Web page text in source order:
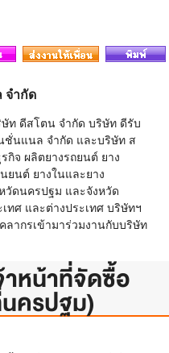
จำกัด
ท ดีสโตน จำกัด บริษัท ดีรับ
ชั่นแนล จำกัด และบริษัท ส
กิจ ผลิตยางรถยนต์ ยาง
ยนต์ ยางในและยาง
วัดนครปฐม และจังหวัด
ทศ และต่างประเทศ บริษัทฯ
ลากรเข้ามาร่วมงานกับบริษัท
หน้าที่จัดซื้อ
ครปฐม)